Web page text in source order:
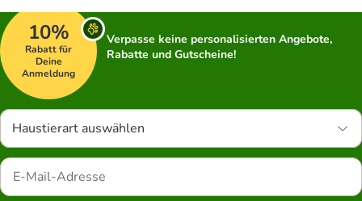
10%
Rabatt für
Deine
Anmeldung
Verpasse keine personalisierten Angebote,
Rabatte und Gutscheine!
Haustierart auswählen